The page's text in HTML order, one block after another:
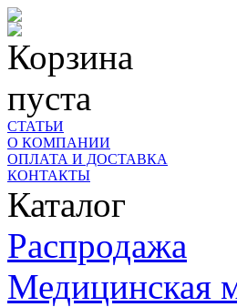
Корзина
пуста
СТАТЬИ
О КОМПАНИИ
ОПЛАТА И ДОСТАВКА
КОНТАКТЫ
Каталог
Распродажа
Медицинская